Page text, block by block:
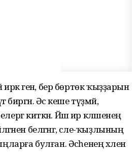
иркә генә, бер бөртөк ҡыҙҙарын
биргән. Әсә кеше түҙмәй,
киткән. Йәш ир кәләшенең
белгәнгә, әсәле-ҡыҙлының
булған. Әсәһенең хәлен